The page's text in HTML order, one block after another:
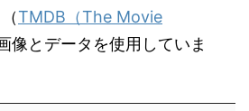
TMDB（The Movie
像とデータを使用していま